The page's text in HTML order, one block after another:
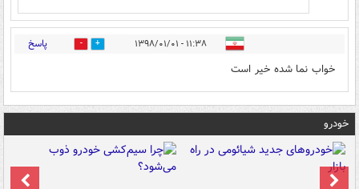
۱۱:۳۸ - ۱۳۹۸/۰۱/۰۱ 3 پاسخ
خواب نما شده خیر است
خودرو